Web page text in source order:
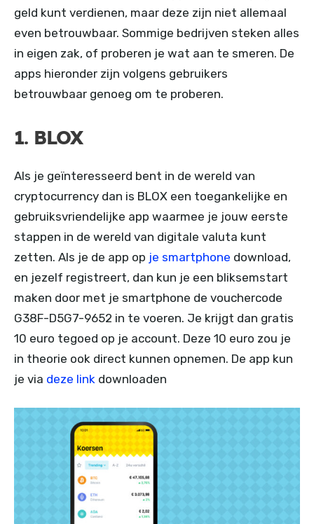
geld kunt verdienen, maar deze zijn niet allemaal
even betrouwbaar. Sommige bedrijven steken alles
in eigen zak, of proberen je wat aan te smeren. De
apps hieronder zijn volgens gebruikers
betrouwbaar genoeg om te proberen.
1. BLOX
Als je geïnteresseerd bent in de wereld van
cryptocurrency dan is BLOX een toegankelijke en
gebruiksvriendelijke app waarmee je jouw eerste
stappen in de wereld van digitale valuta kunt
zetten. Als je de app op je smartphone download,
en jezelf registreert, dan kun je een bliksemstart
maken door met je smartphone de vouchercode
G38F-D5G7-9652 in te voeren. Je krijgt dan gratis
10 euro tegoed op je account. Deze 10 euro zou je
in theorie ook direct kunnen opnemen. De app kun
je via deze link downloaden